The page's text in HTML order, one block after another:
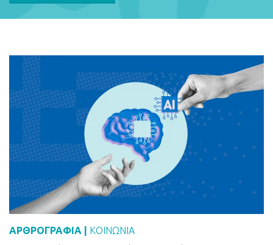
ΑΡΘΡΟΓΡΑΦΙΑ | ΚΟΙΝΩΝΙΑ